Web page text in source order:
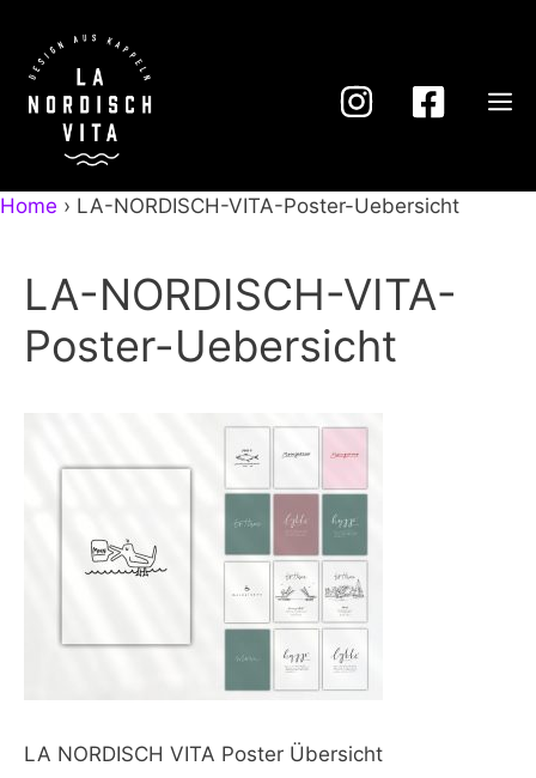
Inhalt
springen
Home › LA-NORDISCH-VITA-Poster-Uebersicht
LA-NORDISCH-VITA-
Poster-Uebersicht
LA NORDISCH VITA Poster Übersicht